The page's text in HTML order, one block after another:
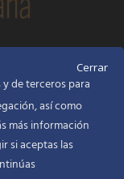
Cerrar
de terceros para
así como
más información
si aceptas las